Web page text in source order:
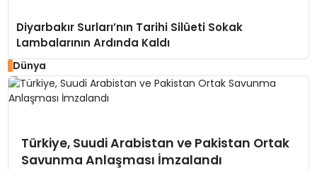
Diyarbakır Surları’nın Tarihi Silüeti Sokak
Lambalarının Ardında Kaldı
Dünya
Türkiye, Suudi Arabistan ve Pakistan Ortak
Savunma Anlaşması İmzalandı